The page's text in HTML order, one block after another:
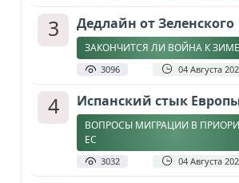
3 Дедлайн от Зеленского
ЗАКОНЧИТСЯ ЛИ ВОЙНА К
3096 04 Августа
4 Испанский стык
ВОПРОСЫ МИГРАЦИИ В
ЕС
3032 04 Августа